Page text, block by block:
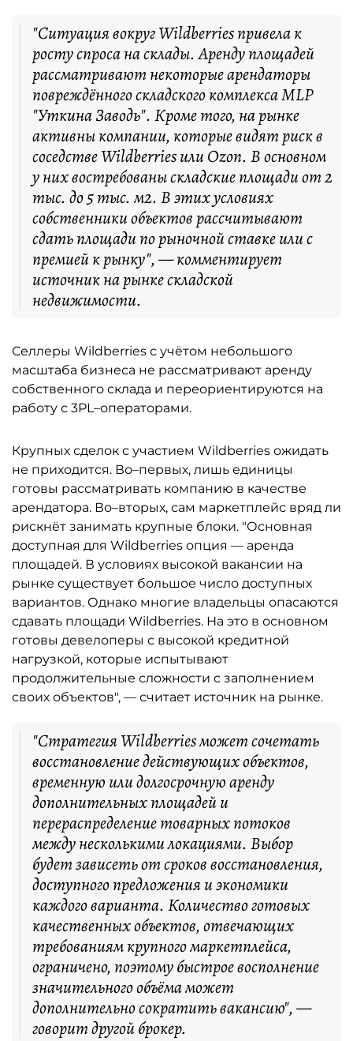
"Ситуация вокруг Wildberries привела к
росту спроса на склады. Аренду площадей
рассматривают некоторые арендаторы
повреждённого складского комплекса MLP
"Уткина Заводь". Кроме того, на рынке
активны компании, которые видят риск в
соседстве Wildberries или Ozon. В основном
у них востребованы складские площади от 2
тыс. до 5 тыс. м2. В этих условиях
собственники объектов рассчитывают
сдать площади по рыночной ставке или с
премией к рынку", — комментирует
источник на рынке складской
недвижимости.
Селлеры Wildberries с учётом небольшого
масштаба бизнеса не рассматривают аренду
собственного склада и переориентируются на
работу с 3PL–операторами.
Крупных сделок с участием Wildberries ожидать
не приходится. Во–первых, лишь единицы
готовы рассматривать компанию в качестве
арендатора. Во–вторых, сам маркетплейс вряд ли
рискнёт занимать крупные блоки. "Основная
доступная для Wildberries опция — аренда
площадей. В условиях высокой вакансии на
рынке существует большое число доступных
вариантов. Однако многие владельцы опасаются
сдавать площади Wildberries. На это в основном
готовы девелоперы с высокой кредитной
нагрузкой, которые испытывают
продолжительные сложности с заполнением
своих объектов", — считает источник на рынке.
"Стратегия Wildberries может сочетать
восстановление действующих объектов,
временную или долгосрочную аренду
дополнительных площадей и
перераспределение товарных потоков
между несколькими локациями. Выбор
будет зависеть от сроков восстановления,
доступного предложения и экономики
каждого варианта. Количество готовых
качественных объектов, отвечающих
требованиям крупного маркетплейса,
ограничено, поэтому быстрое восполнение
значительного объёма может
дополнительно сократить вакансию", —
говорит другой брокер.